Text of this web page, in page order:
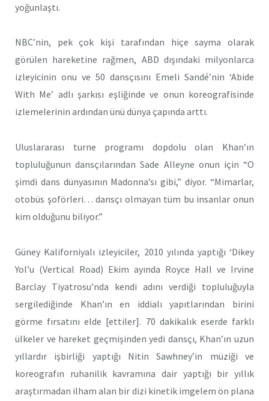
yoğunlaştı.
NBC’nin, pek çok kişi tarafından hiçe sayma olarak
görülen hareketine rağmen, ABD dışındaki milyonlarca
izleyicinin onu ve 50 dansçısını Emeli Sandé’nin ‘Abide
With Me’ adlı şarkısı eşliğinde ve onun koreografisinde
izlemelerinin ardından ünü dünya çapında arttı.
Uluslararası turne programı dopdolu olan Khan’ın
topluluğunun dansçılarından Sade Alleyne onun için “O
şimdi dans dünyasının Madonna’sı gibi,” diyor. “Mimarlar,
otobüs şoförleri… dansçı olmayan tüm bu insanlar onun
kim olduğunu biliyor.”
Güney Kaliforniyalı izleyiciler, 2010 yılında yaptığı ‘Dikey
Yol’u (Vertical Road) Ekim ayında Royce Hall ve Irvine
Barclay Tiyatrosu’nda kendi adını verdiği topluluğuyla
sergilediğinde Khan’ın en iddialı yapıtlarından birini
görme fırsatını elde [ettiler]. 70 dakikalık eserde farklı
ülkeler ve hareket geçmişinden yedi dansçı, Khan’ın uzun
yıllardır işbirliği yaptığı Nitin Sawhney’in müziği ve
koreografın ruhanilik kavramına dair yaptığı bir yıllık
araştırmadan ilham alan bir dizi kinetik imgelem ön plana